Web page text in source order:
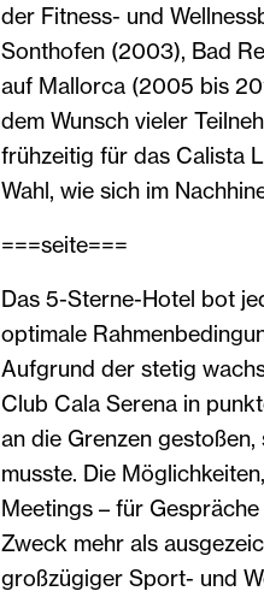
der Fitness- und
Sonthofen (2003), Bad
auf Mallorca (2005 bis
dem Wunsch vieler
frühzeitig für das Calista
Wahl, wie sich im
===seite===
Das 5-Sterne-Hotel bot
optimale
Aufgrund der stetig
Club Cala Serena in
an die Grenzen
musste. Die
Meetings – für
Zweck mehr als
großzügiger Sport- und